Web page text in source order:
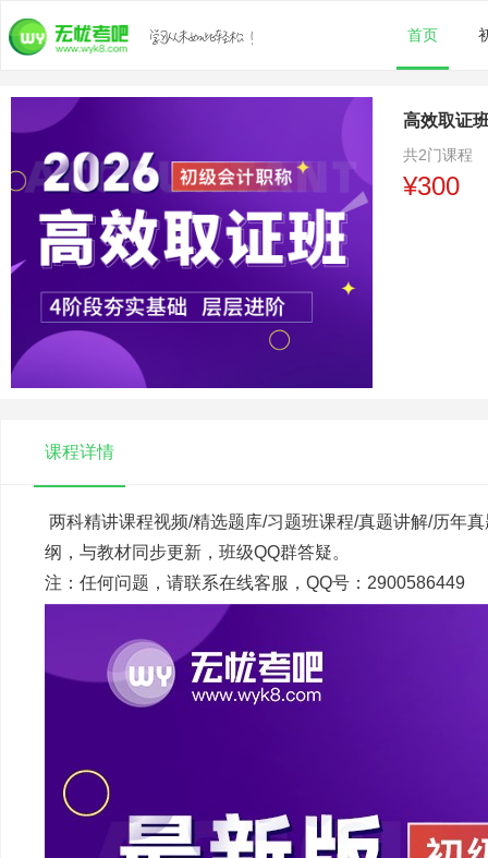
首页
高效取证
共2门课程
¥300
课程详情
两科精讲课程视频/精选题库/习题班课程/真题讲解/历年
纲，与教材同步更新，班级QQ群答疑。
注：任何问题，请联系在线客服，QQ号：2900586449